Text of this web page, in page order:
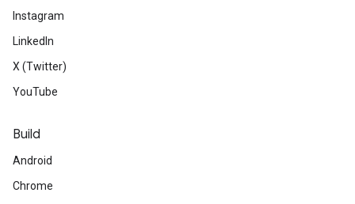
Instagram
LinkedIn
X (Twitter)
YouTube
Build
Android
Chrome